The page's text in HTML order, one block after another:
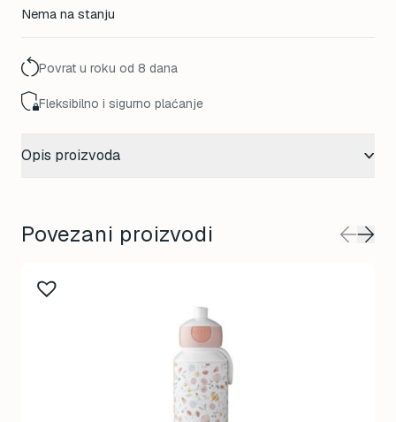
Nema na stanju
Povrat u roku od 8 dana
Fleksibilno i sigurno plaćanje
Opis proizvoda
Povezani proizvodi